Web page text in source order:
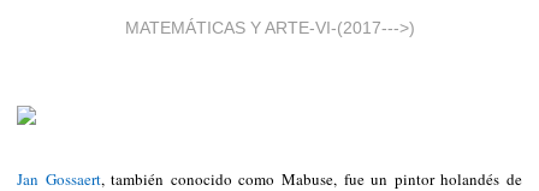
MATEMÁTICAS Y ARTE-VI-(2017--->)
Jan Gossaert, también conocido como Mabuse, fue un pintor holandés de